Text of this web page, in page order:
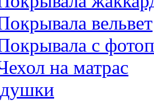
вельвет
с
на матрас